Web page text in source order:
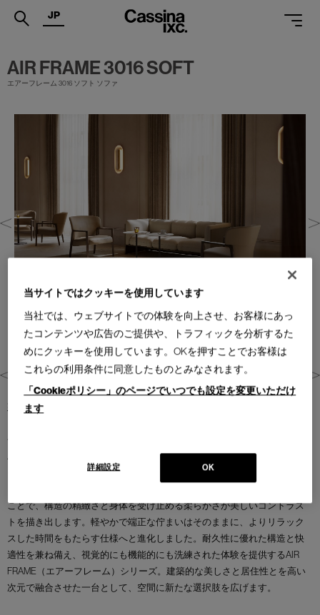
.
PRODUCTS
SERVICES
SHOPS
CATALOGUES
PROFESSIONAL
ONLINE STORE お問合せ
JP
AIR FRAME 3016 SOFT
エアーフレーム 3016 ソフト ソファ
建築家デヴィッド・チッパーフィールドがデザインした人気シリーズ
合わせた新たなソファが加わりました。強度と軽さを兼ね備えたアルミ
ハニカムパネル構造と、エッジの効いたシャープでモダンなフォルムは
そのままに、より豊かな座り心地を実現しています。 徹底して無駄を削
ことで、構造の精緻さと身体を受け止める柔らかさが美しいコントラス
トを描き出します。軽やかで端正な佇まいはそのままに、よりリラック
スした時間をもたらす仕様へと進化しました。耐久性に優れた構造と快
適性を兼ね備え、視覚的にも機能的にも洗練された体験を提供するAIR
FRAME（エアーフレーム）シリーズ。建築的な美しさと居住性とを高い
次元で融合させた一台として、空間に新たな選択肢を広げます。
当サイトではクッキーを使用しています
当社では、ウェブサイトでの体験を向上させ、お客様にあっ
たコンテンツや広告のご提供や、トラフィックを分析するた
めにクッキーを使用しています。OKを押すことでお客様は
これらの利用条件に同意したものとみなされます。
「Cookieポリシー」のページでいつでも設定を変更いただけ
ます
OK
詳細設定